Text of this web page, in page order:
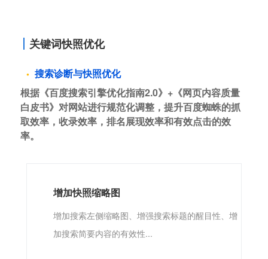
关键词快照优化
搜索诊断与快照优化
根据《百度搜索引擎优化指南2.0》+《网页内容质量
白皮书》对网站进行规范化调整，提升百度蜘蛛的抓
取效率，收录效率，排名展现效率和有效点击的效
率。
增加快照缩略图
增加搜索左侧缩略图、增强搜索标题的醒目性、增
加搜索简要内容的有效性...